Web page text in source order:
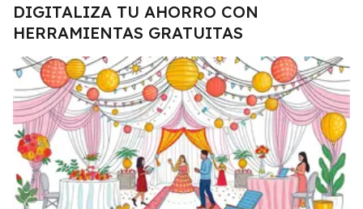
DIGITALIZA TU AHORRO CON
HERRAMIENTAS GRATUITAS